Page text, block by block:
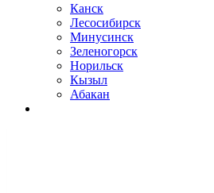
Канск
Лесосибирск
Минусинск
Зеленогорск
Норильск
Кызыл
Абакан